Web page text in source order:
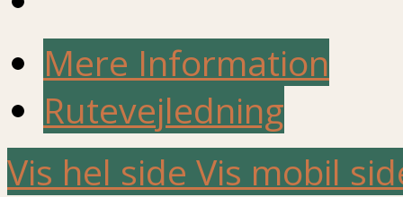
Mere Information
Rutevejledning
Vis hel side Vis mobil